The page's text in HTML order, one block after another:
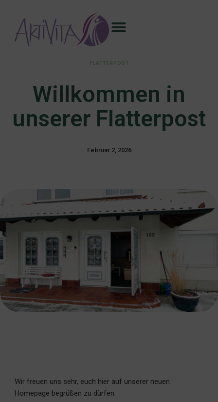
FLATTERPOST
Willkommen in
unserer Flatterpost
Februar 2, 2026
Wir freuen uns sehr, euch hier auf unserer neuen
Homepage begrüßen zu dürfen.